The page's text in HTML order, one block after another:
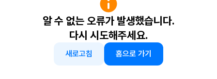
알 수 없는 오류가 발생했습니다.
다시 시도해주세요.
새로고침 홈으로 가기